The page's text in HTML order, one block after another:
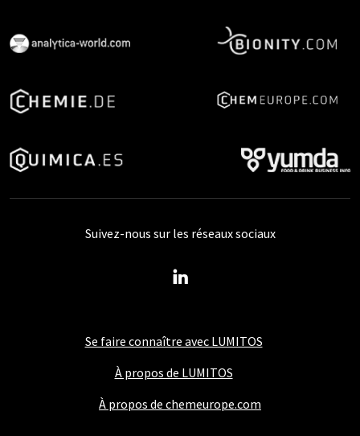
Se faire connaître avec LUMITOS
À propos de LUMITOS
À propos de chemeurope.com
Suivez-nous sur les réseaux sociaux